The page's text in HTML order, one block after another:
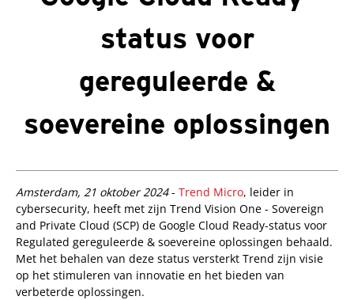
status voor
gereguleerde &
soevereine oplossingen
Amsterdam, 21 oktober 2024- Trend Micro, leider in
cybersecurity, heeft met zijn Trend Vision One - Sovereign
and Private Cloud (SCP) de Google Cloud Ready-status voor
Regulated gereguleerde & soevereine oplossingen behaald.
Met het behalen van deze status versterkt Trend zijn visie
op het stimuleren van innovatie en het bieden van
verbeterde oplossingen.